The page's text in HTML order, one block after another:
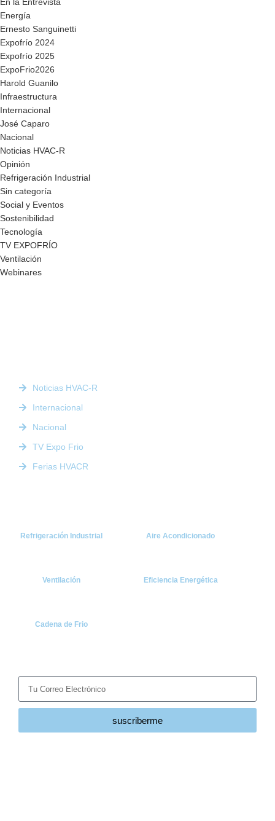
Energía
Ernesto Sanguinetti
Expofrío 2024
Expofrío 2025
ExpoFrio2026
Harold Guanilo
Infraestructura
Internacional
José Caparo
Nacional
Noticias HVAC-R
Opinión
Refrigeración Industrial
Sin categoría
Social y Eventos
Sostenibilidad
Tecnología
TV EXPOFRÍO
Ventilación
Webinares
Noticias HVAC-R
Internacional
Nacional
TV Expo Frio
Ferias HVACR
Refrigeración Industrial Aire Acondicionado
Ventilación Eficiencia Energética
Cadena de Frio
suscriberme